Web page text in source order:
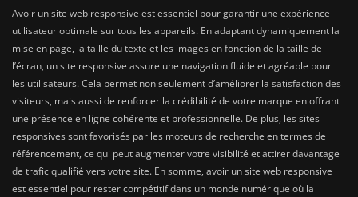
Avoir un site web responsive est essentiel pour garantir une expérience
utilisateur optimale sur tous les appareils. En adaptant dynamiquement la
mise en page, la taille du texte et les images en fonction de la taille de
l’écran, un site responsive assure une navigation fluide et agréable pour
les utilisateurs. Cela permet non seulement d’améliorer la satisfaction des
visiteurs, mais aussi de renforcer la crédibilité de votre marque en offrant
une présence en ligne cohérente et professionnelle. De plus, les sites
responsives sont favorisés par les moteurs de recherche en termes de
référencement, ce qui peut augmenter votre visibilité et attirer davantage
de trafic qualifié vers votre site. En somme, avoir un site web responsive
est essentiel pour rester compétitif dans un monde numérique où la